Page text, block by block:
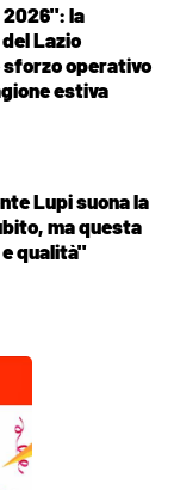
2026": la
Lazio
sforzo operativo
estiva
Lupi suona la
ma questa
qualità"